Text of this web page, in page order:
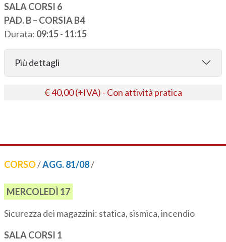
SALA CORSI 6
PAD. B – CORSIA B4
Durata: 09:15- 11:15
Più dettagli
€ 40,00 (+IVA) - Con attività pratica
CORSO/AGG. 81/08/
MERCOLEDÌ 17
Sicurezza dei magazzini: statica, sismica, incendio
SALA CORSI 1